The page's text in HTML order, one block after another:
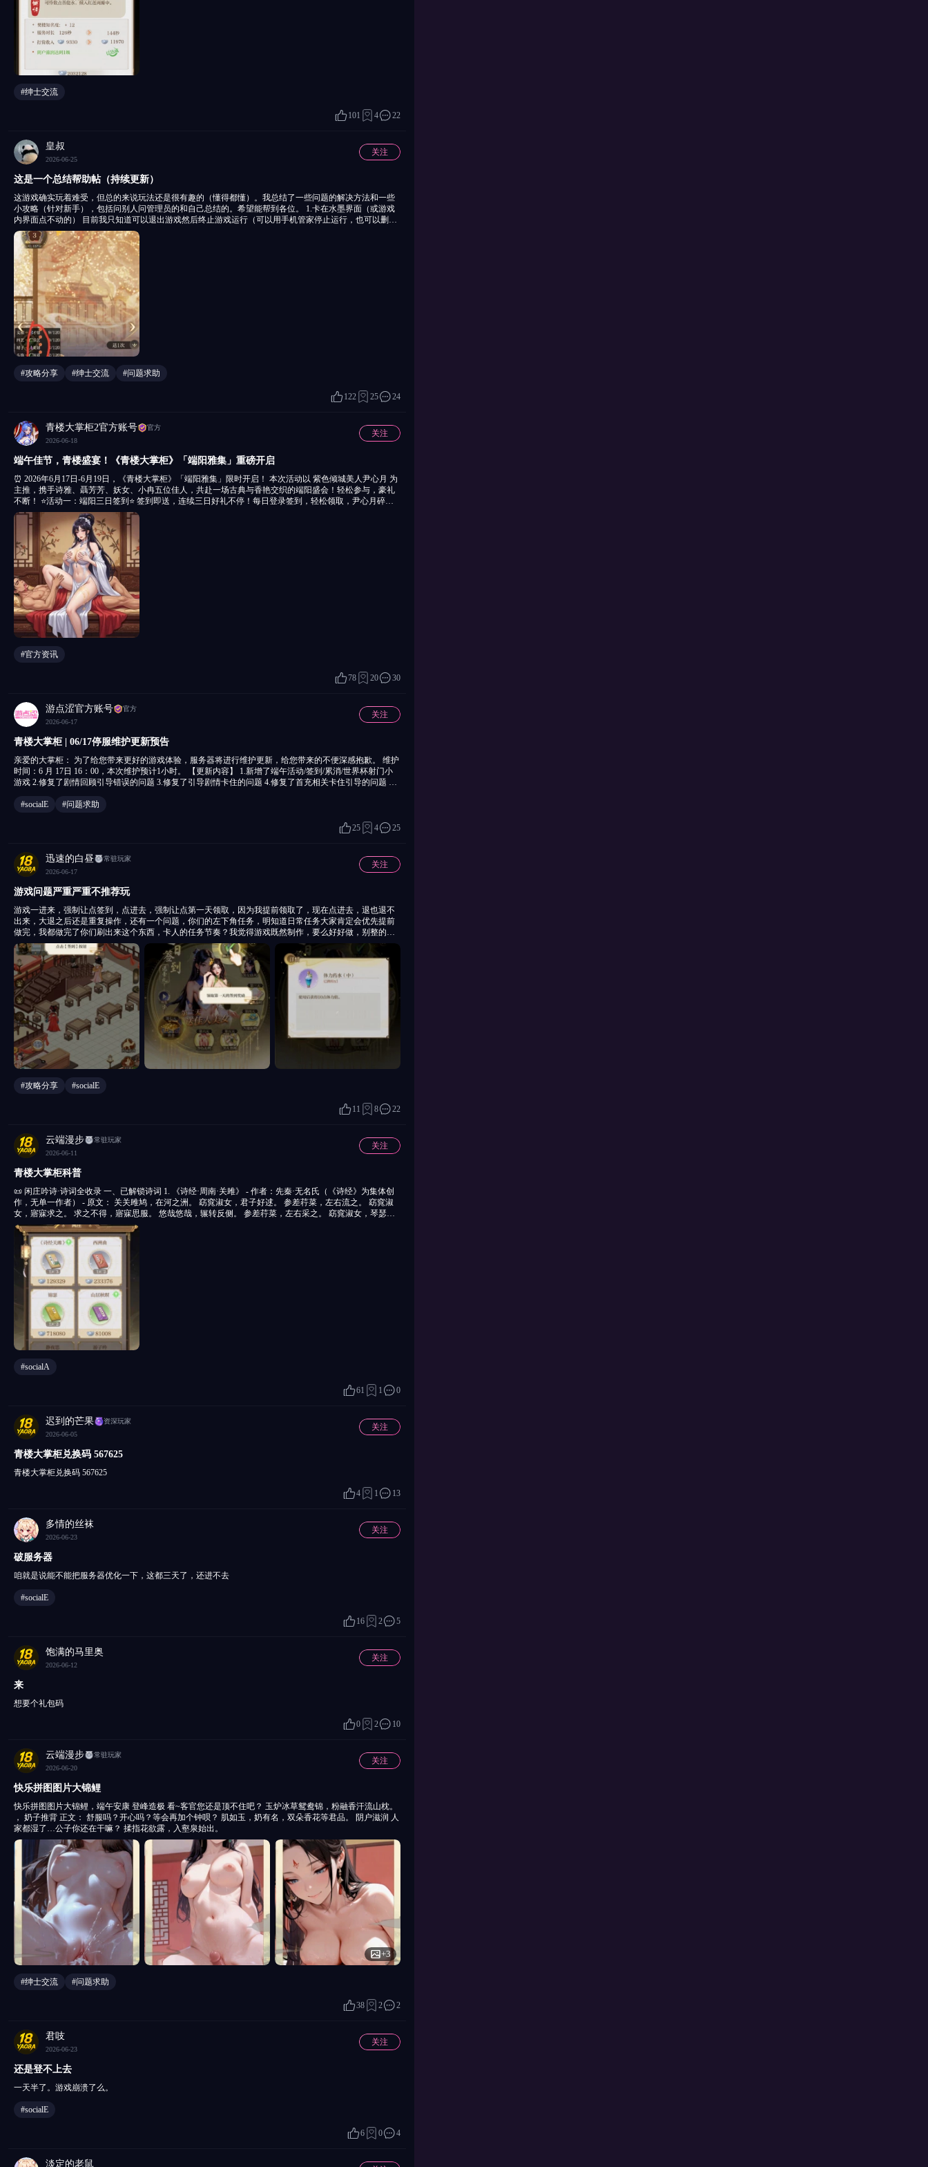
#绅士交流
101 4 22
皇叔
2026-06-25
关注
这是一个总结帮助帖（持续更新）
这游戏确实玩着难受，但总的来说玩法还是很有趣的（懂得都懂）。我总结了一些问题的解决方法和一些
小攻略（针对新手），包括问别人问管理员的和自己总结的。希望能帮到各位。 1.卡在水墨界面（或游戏
内界面点不动的） 目前我只知道可以退出游戏然后终止游戏运行（可以用手机管家停止运行，也可以删后
台，但部分手机删后台无法停止运行）然后重进游戏，如果还是卡在界面内则重复以上操作，大概几次就
好了 2.闪退 属于正常现象，是游戏运行问题，不是手机问题，也不用担心，重进游戏就行 注意：若不想闪
退，也可以在网站上玩，但网站上玩考验手机性能和网速。可以开流量或者网络加速VPN代理 3.游戏内显
示问题（或界面重叠） 按返回按钮（一般在左上角）返回上级界面重新进入之前点进去的界面。 若是角色
显示问题也可以试试上述办法，或等游戏加载（这游戏优化差加载慢） 以上就是一些常见问题，如果有其
他疑问可以在评论区里提问，本人看到会回复，其他兄弟们看到也可以互助一下 接下来是对新手有一点小
帮助的内容（本人总结，大家也可以在评论区里补充） 大分类一.黄金 1.黄金别乱花，前期先把黄金攒着买
卖身契（零氪玩家适用，买了月卡当我没说） 2.黄金获取：可以查看官方最新公告获取兑换码，或是等补
偿，当然最简单的方法是充值，零氪玩家黄金获取很难最好攒着花在有用的地方，别用黄金买礼物什么的
二.招募 手帕的获取途径和黄金相似，但可以签到或者通过活动获得也需要攒，尽量十连再抽 三.杂类 1.可
以提前建设施，建造建筑或解锁更多角色，提升角色可以提升名气值，解锁更多建筑，能先建楼层就先建
2.任务中的提升角色技能就是服务里的特殊服务里的那些（当时我做这个任务还疑惑好久，找了半天没找
礼物提升角色好感度 三关都过了大概率能出绿色礼物 5.有些礼物是可以赠送的，需要点开约会后，点击叶
可以看下面的图 6.每日任务里买商城物品可以刷新，有几率刷出银子就能买的东西 7.游戏玩法上主要是每
或是在评论区留言，跪求点赞评论收藏。承蒙兄弟们厚爱
#攻略分享 #绅士交流 #问题求助
122 25 24
青楼大掌柜2官方账号
官方
2026-06-18
关注
端午佳节，青楼盛宴！《青楼大掌柜》「端阳雅集」重磅开启
⏰ 2026年6月17日-6月19日，《青楼大掌柜》「端阳雅集」限时开启！ 本次活动以 紫色倾城美人尹心月 为
主推，携手诗雅、聶芳芳、妖女、小冉五位佳人，共赴一场古典与香艳交织的端阳盛会！轻松参与，豪礼
不断！ ⭐️活动一：端阳三日签到⭐️ 签到即送，连续三日好礼不停！每日登录签到，轻松领取，尹心月碎片
等你来拿！ ⭐️活动二：端阳累充连环送⭐️ 累计充值，5档豪礼连环放送！活动期间累计充值达标，次日00:00
自动发放奖励，最高档直接送 尹心月整卡 ！ 💃🏻端午五美人 五位美人端午限定视觉全面上线，紫绿纱幔、
艾草粽叶、古典香艳背景，视觉体验全面升级！ 😍 掌柜们，端午佳节，正是宠爱自家青楼佳人的好时机！
《青楼大掌柜》 —— 经营青楼，掌控命运，端午不缺席！ 快来一起感受这份古典香艳的节日氛围吧～
（活动奖励以游戏内实际发放为准，祝各位掌柜端午安康，财源滚滚！）
#官方资讯
78 20 30
游点涩官方账号
官方
2026-06-17
关注
青楼大掌柜 | 06/17停服维护更新预告
亲爱的大掌柜： 为了给您带来更好的游戏体验，服务器将进行维护更新，给您带来的不便深感抱歉。 维护
时间：6 月 17日 16：00，本次维护预计1小时。 【更新内容】 1.新增了端午活动/签到/累消/世界杯射门小
游戏 2.修复了剧情回顾引导错误的问题 3.修复了引导剧情卡住的问题 4.修复了首充相关卡住引导的问题 5.
群 Telegram频道：https://t.me/qldzg2 玩家交流1群：943801154 客服邮箱：peachgames.service@gmail.com 祝您#socialE #问题求助
25 4 25
迅速的白昼
常驻玩家
2026-06-17
关注
游戏问题严重严重不推荐玩
游戏一进来，强制让点签到，点进去，强制让点第一天领取，因为我提前领取了，现在点进去，退也退不
出来，大退之后还是重复操作，还有一个问题，你们的左下角任务，明知道日常任务大家肯定会优先提前
做完，我都做完了你们刷出来这个东西，卡人的任务节奏？我觉得游戏既然制作，要么好好做，别整的跟
个草台班子一样，我就好奇，这些设计强制点东西的人，你是没脑子吗，我会持续反馈，希望你们也能上
心，账号就是我这个，我在红柚添香区，反馈发给我
#攻略分享 #socialE
11 8 22
云端漫步
常驻玩家
2026-06-11
关注
青楼大掌柜科普
📜 闲庄吟诗·诗词全收录 一、已解锁诗词 1. 《诗经·周南·关雎》 - 作者：先秦·无名氏（《诗经》为集体创
作，无单一作者） - 原文： 关关雎鸠，在河之洲。 窈窕淑女，君子好逑。 参差荇菜，左右流之。 窈窕淑
女，寤寐求之。 求之不得，寤寐思服。 悠哉悠哉，辗转反侧。 参差荇菜，左右采之。 窈窕淑女，琴瑟友
之。 参差荇菜，左右芼之。 窈窕淑女，钟鼓乐之。 - 内容简介：《诗经》的开篇之作，也是中国最古老的
情诗之一。以雎鸠和鸣起兴，描写君子对淑女的爱慕与追求，语言质朴优美，展现了先秦时期含蓄真挚的
爱情观，被后世视为《诗经》“风雅”的典范之作。 - 核心名句：关关雎鸠，在河之洲。窈窕淑女，君子好
逑。 2. 《西洲曲》 - 作者：南朝·无名氏（南朝乐府民歌） - 原文（节选）： 忆梅下西洲，折梅寄江北。
单衫杏子红，双鬓鸦雏色。 西洲在何处？两桨桥头渡。 日暮伯劳飞，风吹乌臼树。 树下即门前，门中露
翠钿。 开门郎不至，出门采红莲。 采莲南塘秋，莲花过人头。 低头弄莲子，莲子清如水。 置莲怀袖中，
莲心彻底红。 忆郎郎不至，仰首望飞鸿。 - 内容简介：南朝乐府民歌的代表作，描写一位江南少女从初春
到深秋，对远方爱人的绵长思念。全诗以景衬情，巧用双关与谐音，语言清丽婉转，充满水乡风情，被誉
为南朝抒情诗的巅峰。 - 核心名句：采莲南塘秋，莲花过人头。低头弄莲子，莲子清如水。 3. 《锦瑟》 -
作者：唐·李商隐 - 原文： 锦瑟无端五十弦，一弦一柱思华年。 庄生晓梦迷蝴蝶，望帝春心托杜鹃。 沧海
月明珠有泪，蓝田日暖玉生烟。 此情可待成追忆？只是当时已惘然。 - 核心名句：此情可待成追忆？只是
当时已惘然。 4. 《山居秋暝》 - 作者：唐·王维 - 原文： 空山新雨后，天气晚来秋。 明月松间照，清泉石
#socialA
61 1 0
迟到的芒果
资深玩家
2026-06-05
关注
青楼大掌柜兑换码 567625
青楼大掌柜兑换码 567625
4 1 13
多情的丝袜
2026-06-23
关注
破服务器
咱就是说能不能把服务器优化一下，这都三天了，还进不去
#socialE
16 2 5
饱满的马里奥
2026-06-12
关注
来
想要个礼包码
0 2 10
云端漫步
常驻玩家
2026-06-20
关注
快乐拼图图片大锦鲤
快乐拼图图片大锦鲤，端午安康 登峰造极 看~客官您还是顶不住吧？ 玉炉冰草鸳鸯锦，粉融香汗流山枕。
， 奶子推背 正文： 舒服吗？开心吗？等会再加个钟呗？ 肌如玉，奶有名，双朵香花等君品。 阴户滋润 人
家都湿了…公子你还在干嘛？ 揉指花欲露，入壑泉始出。
+3
#绅士交流 #问题求助
38 2 2
君吱
2026-06-23
关注
还是登不上去
一天半了。游戏崩溃了么。
#socialE
6 0 4
淡定的老鼠